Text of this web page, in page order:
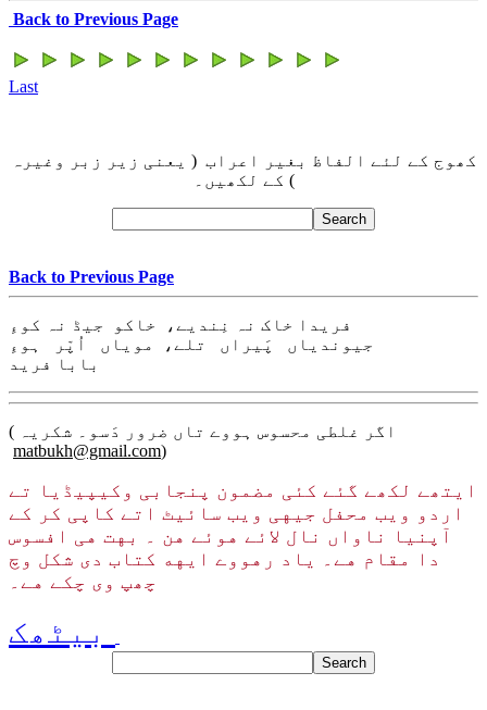
Back to Previous Page
Last
کھوج کے لئے الفاظ بغیر اعراب ( یعنی زیر زبر وغیرہ
) کے لکھیں۔
Back to Previous Page
فریدا خاک نہ نِندیے، خاکو جیڈ نہ کوءِ
جیوندیاں پَیراں تلے، مویاں اُپّر ہوءِ
بابا فرید
( اگر غلطی محسوس ہووے تاں ضرور دَسو۔ شکریہ
matbukh@gmail.com)
ایتھے لکھے گئے کئی مضمون پنجابی وکیپیڈیا تے
اردو ویب محفل جیهی ویب سائیٹ اتے کاپی کر کے
آپنیا ناواں نال لائے هوئے هن ۔ بهت هی افسوس
دا مقام هے۔ یاد رهووے ایهه کتاب دی شکل وچ
چھپ وی چکے هے۔